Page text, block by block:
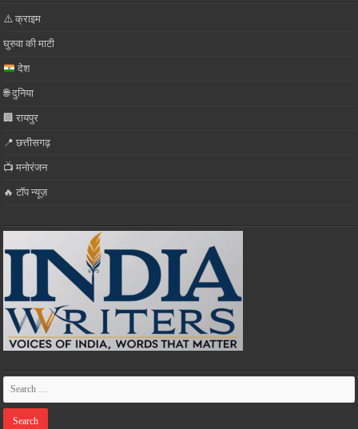
⚠️ क्राइम
घुरुवा की माटी
देश
🌐 दुनिया
🏢 रायपुर
📍 छत्तीसगढ़
📺 मनोरंजन
🔥 टॉप न्यूज़